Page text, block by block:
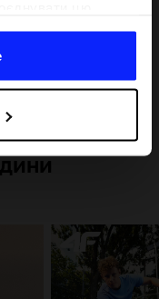
вами їхніх
ділитися
відображення
аналітики,
рішень, які
соціальні
знайти в нашій